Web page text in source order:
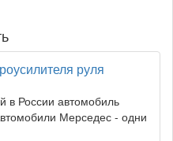
руля
в России автомобиль
Мерседес - одни